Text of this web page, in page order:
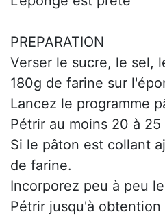
PREPARATION
Verser le sucre, le sel,
180g de farine sur
Lancez le programme
Pétrir au moins 20 à 25
Si le pâton est collant
de farine.
Incorporez peu à peu
Pétrir jusqu'à